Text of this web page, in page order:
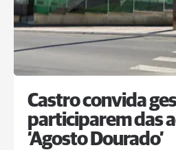
Castro convida
participarem das
‘Agosto Dourado’